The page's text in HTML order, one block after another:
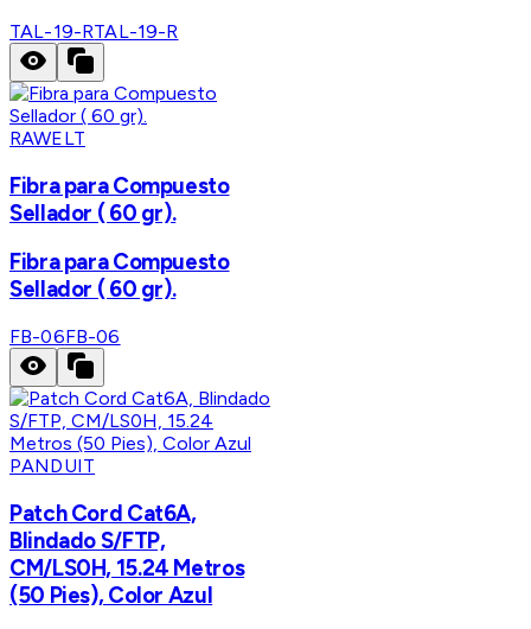
TAL-19-RTAL-19-R
RAWELT
Fibra para Compuesto
Sellador ( 60 gr).
Fibra para Compuesto
Sellador ( 60 gr).
FB-06FB-06
PANDUIT
Patch Cord Cat6A,
Blindado S/FTP,
CM/LS0H, 15.24 Metros
(50 Pies), Color Azul